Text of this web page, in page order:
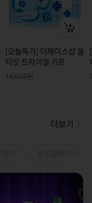
[오늘특가] 더페이스샵 올
티밋 트라이얼 키트
16,000원
더보기